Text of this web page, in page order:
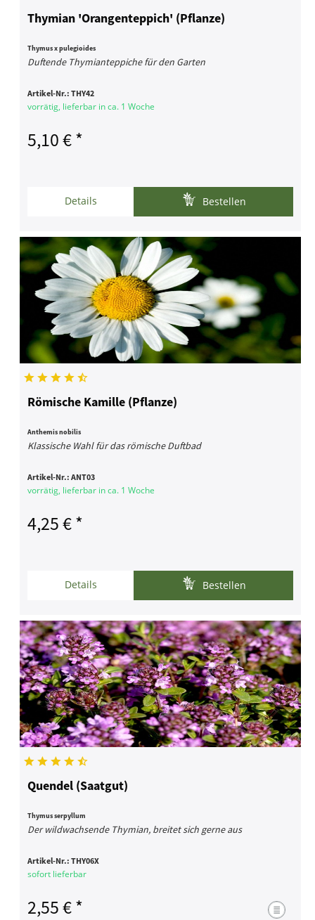
Thymian 'Orangenteppich' (Pflanze)
Thymus x pulegioides
Duftende Thymianteppiche für den Garten
Artikel-Nr.:THY42
vorrätig, lieferbar in ca. 1 Woche
5,10 € *
Details Bestellen
Römische Kamille (Pflanze)
Anthemis nobilis
Klassische Wahl für das römische Duftbad
Artikel-Nr.:ANT03
vorrätig, lieferbar in ca. 1 Woche
4,25 € *
Details Bestellen
Quendel (Saatgut)
Thymus serpyllum
Der wildwachsende Thymian, breitet sich gerne aus
Artikel-Nr.:THY06X
sofort lieferbar
2,55 € *